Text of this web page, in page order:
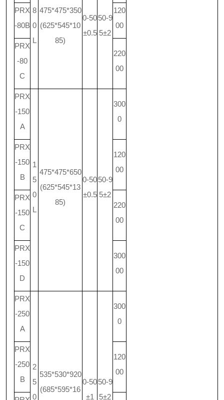
8
0
L
475*475*350
(625*545*10
85)
0-50
±0.5
50-9
5±2
PRX
-80B
120
00
PRX
-80
C
220
00
PRX
-150
A
1
5
0
L
475*475*650
(625*545*13
85)
0-50
±0.5
50-9
5±2
300
0
PRX
-150
B
120
00
PRX
-150
C
220
00
PRX
-150
D
300
00
PRX
-250
A
2
5
0
535*530*920
(685*595*16
0-50
±1
50-9
5±2
300
0
PRX
-250
B
120
00